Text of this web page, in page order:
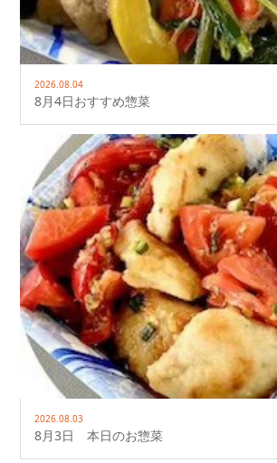
2026.08.04
8月4日おすすめ惣菜
2026.08.03
8月3日 本日のお惣菜